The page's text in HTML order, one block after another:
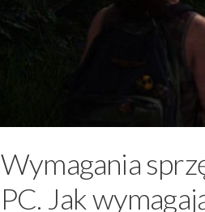
Wymagania
PC. Jak